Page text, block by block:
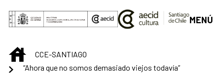
Saltar al contenido principal
MENÚ
INICIOCCE-SANTIAGO
“Ahora que no somos demasiado viejos todavía”